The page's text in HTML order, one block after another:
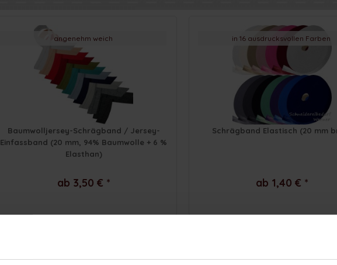
angenehm weich
Baumwolljersey-Schrägband / Jersey-
Einfassband (20 mm, 94% Baumwolle + 6 %
Elasthan)
ab 3,50 € *
in 16 ausdrucksvollen Farben
Schrägband Elastisch (20 mm
ab 1,40 € *
Elastisches Schrägband / Einfassband in